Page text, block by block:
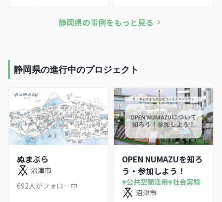
点を整備する。静岡県の事例をもっと見る
静岡県の進行中のプロジェクト
ぬまぷら
沼津市
692人がフォロー中
OPEN NUMAZUを知ろ
う・参加しよう！
#公共空間活用#社会実験
沼津市